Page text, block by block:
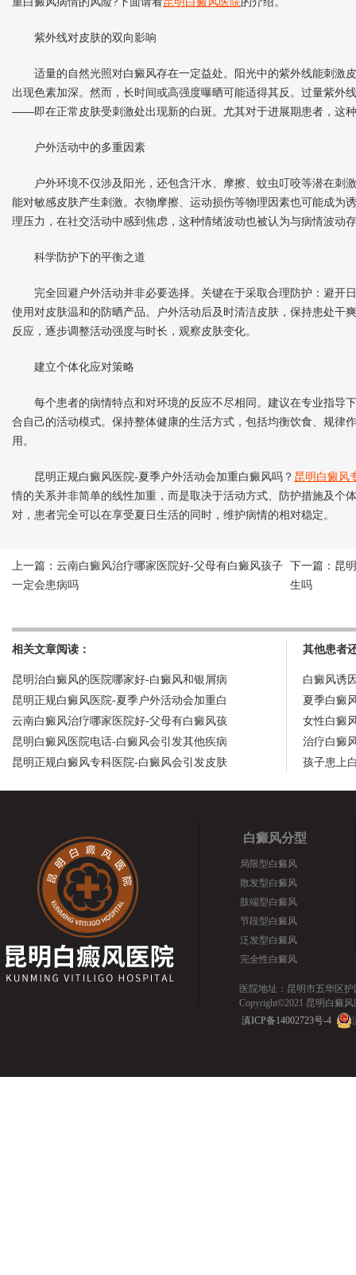
紫外线对皮肤的双向影响
适量的自然光照对白癜风存在一定益处。阳光中的紫外线能刺激
出现色素加深。然而，长时间或高强度曝晒可能适得其反。过量紫外
——即在正常皮肤受刺激处出现新的白斑。尤其对于进展期患者，这
户外活动中的多重因素
户外环境不仅涉及阳光，还包含汗水、摩擦、蚊虫叮咬等潜在刺
能对敏感皮肤产生刺激。衣物摩擦、运动损伤等物理因素也可能成为
理压力，在社交活动中感到焦虑，这种情绪波动也被认为与病情波动
科学防护下的平衡之道
完全回避户外活动并非必要选择。关键在于采取合理防护：避开
使用对皮肤温和的防晒产品。户外活动后及时清洁皮肤，保持患处干
反应，逐步调整活动强度与时长，观察皮肤变化。
建立个体化应对策略
每个患者的病情特点和对环境的反应不尽相同。建议在专业指导
合自己的活动模式。保持整体健康的生活方式，包括均衡饮食、规律
用。
昆明正规白癜风医院-夏季户外活动会加重白癜风吗？ 昆明白癜风
情的关系并非简单的线性加重，而是取决于活动方式、防护措施及个
对，患者完全可以在享受夏日生活的同时，维护病情的相对稳定。
上一篇： 云南白癜风治疗哪家医院好-父母有白癜风孩子
一定会患病吗
下一篇： 昆
生吗
相关文章阅读：
昆明治白癜风的医院哪家好-白癜风和银屑病
昆明正规白癜风医院-夏季户外活动会加重白
云南白癜风治疗哪家医院好-父母有白癜风孩
昆明白癜风医院电话-白癜风会引发其他疾病
昆明正规白癜风专科医院-白癜风会引发皮肤
其他患者
白癜风诱
夏季白癜
女性白癜
治疗白癜
孩子患上
白癜风分型
局限型白癜风
散发型白癜风
肢端型白癜风
节段型白癜风
泛发型白癜风
完全性白癜风
医院地址：昆明市五华区护
Copyright©2021 昆明白癜风
滇ICP备14002723号-4